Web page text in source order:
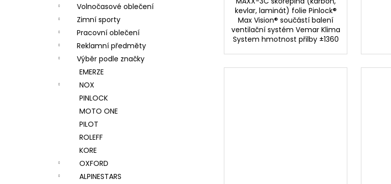
Volnočasové oblečení
Zimní sporty
Pracovní oblečení
Reklamní předměty
Výběr podle značky
EMERZE
NOX
PINLOCK
MOTO ONE
PILOT
ROLEFF
KORE
OXFORD
ALPINESTARS
kevlar, laminát) folie Pinlock®
Max Vision® součástí balení
ventilační systém Vemar Klima
System hmotnost přilby ±1360